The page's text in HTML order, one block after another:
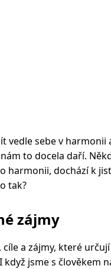
vedle sebe v
to docela daří.
harmonii, dochází k
tak?
zájmy
a zájmy, které
když jsme s člověkem